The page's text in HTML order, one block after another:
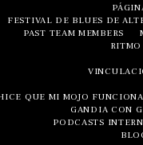
FESTIVAL DE BLUES DE
PAST TEAM MEMBERS
QUE MI MOJO
GANDIA CON
PODCASTS